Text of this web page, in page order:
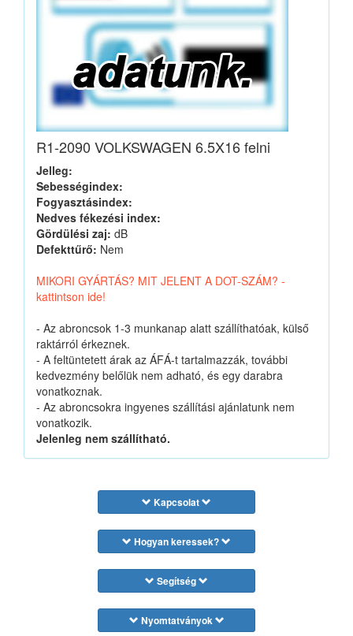
R1-2090 VOLKSWAGEN 6.5X16 felni
Jelleg:
Sebességindex:
Fogyasztásindex:
Nedves fékezési index:
Gördülési zaj: dB
Defekttűrő: Nem
MIKORI GYÁRTÁS? MIT JELENT A DOT-SZÁM? -
kattintson ide!
- Az abroncsok 1-3 munkanap alatt szállíthatóak, külső
raktárról érkeznek.
- A feltüntetett árak az ÁFÁ-t tartalmazzák, további
kedvezmény belőlük nem adható, és egy darabra
vonatkoznak.
- Az abroncsokra ingyenes szállítási ajánlatunk nem
vonatkozik.
Jelenleg nem szállítható.
Kapcsolat
Hogyan keressek?
Segítség
Nyomtatványok